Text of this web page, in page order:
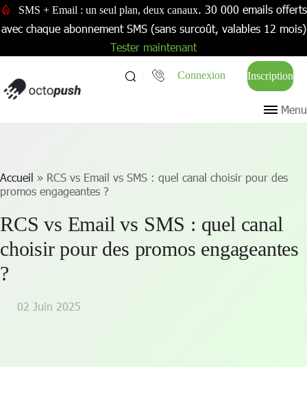
SMS + Email : un seul plan, deux canaux. 30 000 emails offerts
avec chaque abonnement SMS (sans surcoût, valables 12 mois)
Tester maintenant
Connexion Inscription
Menu
Accueil » RCS vs Email vs SMS : quel canal choisir pour des
promos engageantes ?
RCS vs Email vs SMS : quel canal
choisir pour des promos engageantes
?
02 Juin 2025